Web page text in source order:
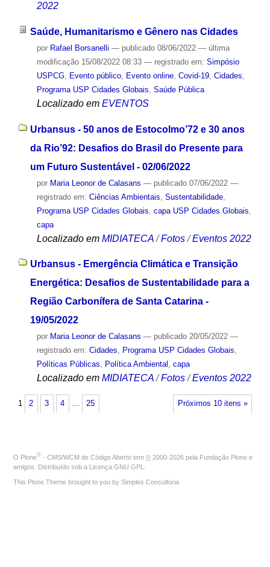
2022
Saúde, Humanitarismo e Gênero nas Cidades
por Rafael Borsanelli — publicado08/06/2022 — última
modificação15/08/2022 08:33 — registrado em: Simpósio
USPCG, Evento público, Evento online, Covid-19, Cidades
Programa USP Cidades Globais Saúde Pública
Localizado em EVENTOS
Urbansus - 50 anos de Estocolmo’72 e 30 anos
da Rio’92: Desafios do Brasil do Presente para
um Futuro Sustentável - 02/06/2022
por Maria Leonor de Calasans — publicado07/06/2022 —
registrado em: Ciências Ambientais Sustentabilidade,
Programa USP Cidades Globais capa USP Cidades Globais
capa
Localizado em MIDIATECA /Fotos /Eventos 2022
Urbansus - Emergência Climática e Transição
Energética: Desafios de Sustentabilidade para a
Região Carbonífera de Santa Catarina -
19/05/2022
por Maria Leonor de Calasans — publicado20/05/2022 —
registrado em: Cidades, Programa USP Cidades Globais,
Políticas Públicas, Política Ambiental , capa
Localizado em MIDIATECA /Fotos /Eventos 2022
Próximos 10 itens »
1 2 3 4 … 25
O Plone® - CMS/WCM de Código Aberto tem © 2000-2026 pela Fundação Plone e
amigos. Distribuído sob a Licença GNU GPL
This Plone Theme brought to you by Simples Consultoria